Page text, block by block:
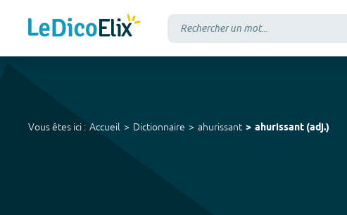
Vous êtes ici : Accueil Dictionnaire ahurissant ahurissant (adj.)